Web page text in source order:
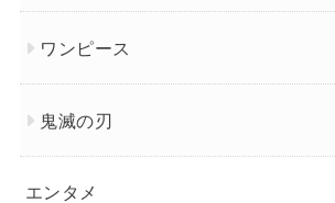
ワンピース
鬼滅の刃
エンタメ